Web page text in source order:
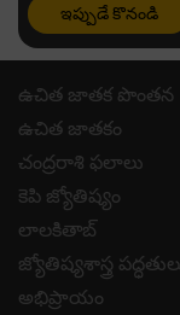
ఇప్పుడే కొనండి
ఉచిత జాతక పొంతన
ఉచిత జాతకం
చంద్రరాశి ఫలాలు
కెపి జ్యోతిష్యం
లాలకితాబ్
జ్యోతిష్యశాస్త్ర
అభిప్రాయం